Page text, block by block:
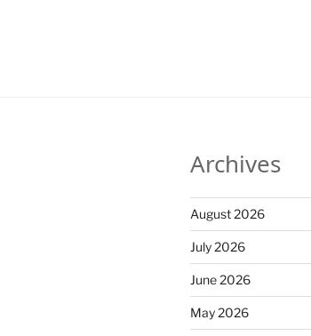
Archives
August 2026
July 2026
June 2026
May 2026